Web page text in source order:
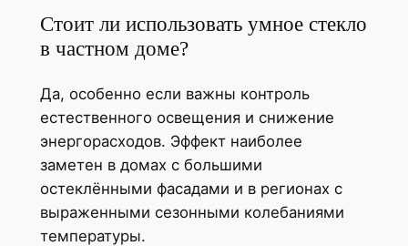
Стоит ли использовать умное стекло
в частном доме?
Да, особенно если важны контроль
естественного освещения и снижение
энергорасходов. Эффект наиболее
заметен в домах с большими
остеклёнными фасадами и в регионах с
выраженными сезонными колебаниями
температуры.